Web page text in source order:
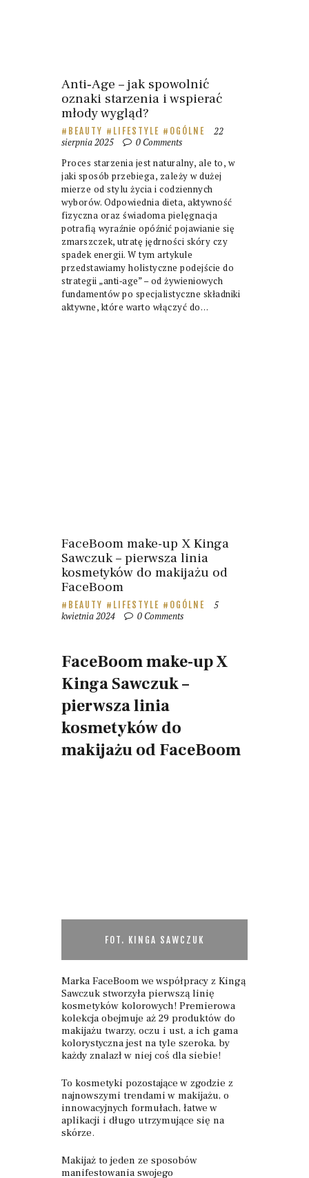
Anti‑Age – jak spowolnić
oznaki starzenia i wspierać
młody wygląd?
BEAUTY LIFESTYLE OGÓLNE
22
sierpnia 2025
0 Comments
Proces starzenia jest naturalny, ale to, w
jaki sposób przebiega, zależy w dużej
mierze od stylu życia i codziennych
wyborów. Odpowiednia dieta, aktywność
fizyczna oraz świadoma pielęgnacja
potrafią wyraźnie opóźnić pojawianie się
zmarszczek, utratę jędrności skóry czy
spadek energii. W tym artykule
przedstawiamy holistyczne podejście do
strategii „anti‑age” – od żywieniowych
fundamentów po specjalistyczne składniki
aktywne, które warto włączyć do…
FaceBoom make-up X Kinga
Sawczuk – pierwsza linia
kosmetyków do makijażu od
FaceBoom
BEAUTY LIFESTYLE OGÓLNE
5
kwietnia 2024
0 Comments
FaceBoom make-up X
Kinga Sawczuk –
pierwsza linia
kosmetyków do
makijażu od FaceBoom
FOT. KINGA SAWCZUK
Marka FaceBoom we współpracy z Kingą
Sawczuk stworzyła pierwszą linię
kosmetyków kolorowych! Premierowa
kolekcja obejmuje aż 29 produktów do
makijażu twarzy, oczu i ust, a ich gama
kolorystyczna jest na tyle szeroka, by
każdy znalazł w niej coś dla siebie!
To kosmetyki pozostające w zgodzie z
najnowszymi trendami w makijażu, o
innowacyjnych formułach, łatwe w
aplikacji i długo utrzymujące się na
skórze.
Makijaż to jeden ze sposobów
manifestowania swojego